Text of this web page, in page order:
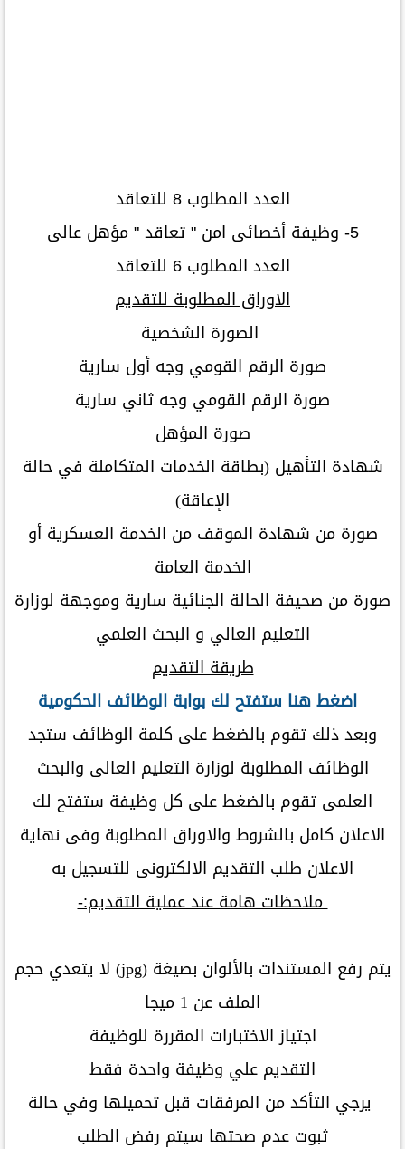
العدد المطلوب 8 للتعاقد
5- وظيفة أخصائى امن " تعاقد " مؤهل عالى
العدد المطلوب 6 للتعاقد
الاوراق المطلوبة للتقديم
الصورة الشخصية
صورة الرقم القومي وجه أول سارية
صورة الرقم القومي وجه ثاني سارية
صورة المؤهل
شهادة التأهيل (بطاقة الخدمات المتكاملة في حالة
الإعاقة)
صورة من شهادة الموقف من الخدمة العسكرية أو
الخدمة العامة
صورة من صحيفة الحالة الجنائية سارية وموجهة لوزارة
التعليم العالي و البحث العلمي
طريقة التقديم
اضغط هنا ستفتح لك بوابة الوظائف الحكومية
وبعد ذلك تقوم بالضغط على كلمة الوظائف ستجد
الوظائف المطلوبة لوزارة التعليم العالى والبحث
العلمى تقوم بالضغط على كل وظيفة ستفتح لك
الاعلان كامل بالشروط والاوراق المطلوبة وفى نهاية
الاعلان طلب التقديم الالكترونى للتسجيل به
ملاحظات هامة عند عملية التقديم:-
يتم رفع المستندات بالألوان بصيغة (jpg) لا يتعدي حجم
الملف عن 1 ميجا
اجتياز الاختبارات المقررة للوظيفة
التقديم علي وظيفة واحدة فقط
يرجي التأكد من المرفقات قبل تحميلها وفي حالة
ثبوت عدم صحتها سيتم رفض الطلب